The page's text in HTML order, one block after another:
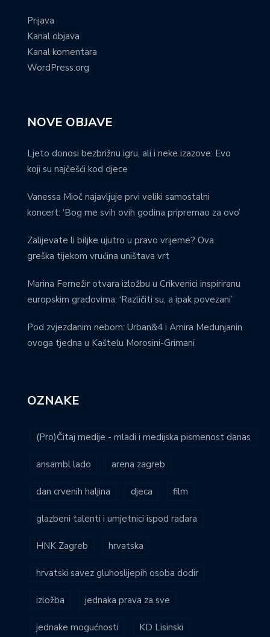
Prijava
Kanal objava
Kanal komentara
WordPress.org
NOVE OBJAVE
Ljeto donosi bezbrižnu igru, ali i neke izazove: Evo
koji su najčešći kod djece
Vanessa Mioč najavljuje prvi veliki samostalni
koncert: ‘Bog me svih ovih godina pripremao za ovo’
Zalijevate li biljke ujutro u pravo vrijeme? Ova
greška tijekom vrućina uništava vrt
Marina Fernežir otvara izložbu u Crikvenici inspiriranu
europskim gradovima: ‘Različiti su, a ipak povezani’
Pod zvjezdanim nebom: Urban&4 i Amira Medunjanin
ovoga tjedna u Kaštelu Morosini-Grimani
OZNAKE
(Pro)Čitaj medije - mladi i medijska pismenost danas
ansambl lado arena zagreb
dan crvenih haljina djeca film
glazbeni talenti i umjetnici ispod radara
HNK Zagreb hrvatska
hrvatski savez gluhoslijepih osoba dodir
izložba jednaka prava za sve
jednake mogućnosti KD Lisinski